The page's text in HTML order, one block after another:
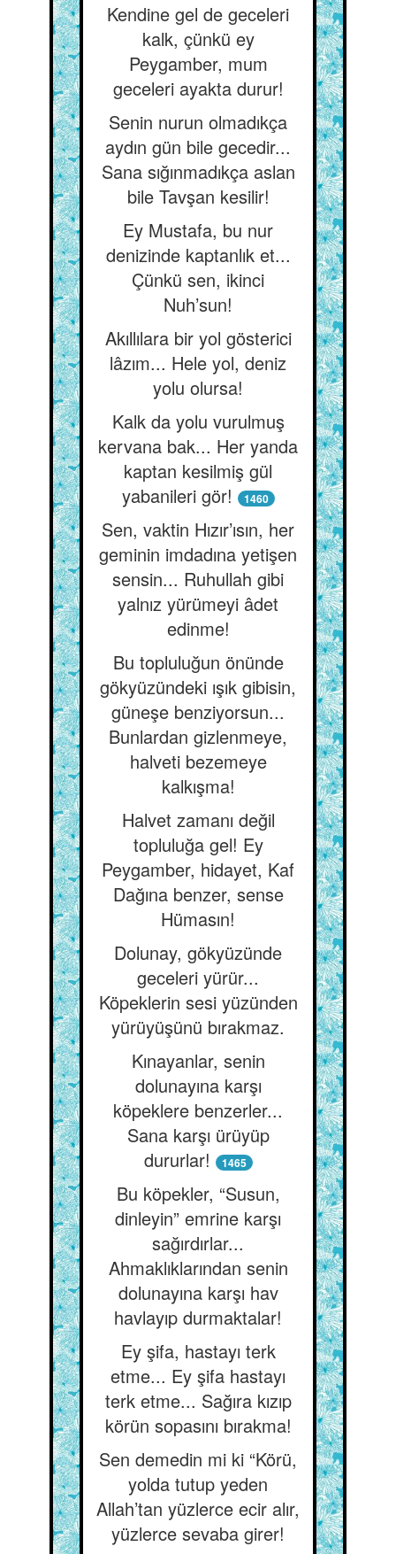
Kendine gel de geceleri
kalk, çünkü ey
Peygamber, mum
geceleri ayakta durur!
Senin nurun olmadıkça
aydın gün bile gecedir...
Sana sığınmadıkça aslan
bile Tavşan kesilir!
Ey Mustafa, bu nur
denizinde kaptanlık et...
Çünkü sen, ikinci
Nuh’sun!
Akıllılara bir yol gösterici
lâzım... Hele yol, deniz
yolu olursa!
Kalk da yolu vurulmuş
kervana bak... Her yanda
kaptan kesilmiş gül
yabanileri gör!
1460
Sen, vaktin Hızır’ısın, her
geminin imdadına yetişen
sensin... Ruhullah gibi
yalnız yürümeyi âdet
edinme!
Bu topluluğun önünde
gökyüzündeki ışık gibisin,
güneşe benziyorsun...
Bunlardan gizlenmeye,
halveti bezemeye
kalkışma!
Halvet zamanı değil
topluluğa gel! Ey
Peygamber, hidayet, Kaf
Dağına benzer, sense
Hümasın!
Dolunay, gökyüzünde
geceleri yürür...
Köpeklerin sesi yüzünden
yürüyüşünü bırakmaz.
Kınayanlar, senin
dolunayına karşı
köpeklere benzerler...
Sana karşı ürüyüp
dururlar!
1465
Bu köpekler, “Susun,
dinleyin” emrine karşı
sağırdırlar...
Ahmaklıklarından senin
dolunayına karşı hav
havlayıp durmaktalar!
Ey şifa, hastayı terk
etme... Ey şifa hastayı
terk etme... Sağıra kızıp
körün sopasını bırakma!
Sen demedin mi ki “Körü,
yolda tutup yeden
Allah’tan yüzlerce ecir alır,
yüzlerce sevaba girer!